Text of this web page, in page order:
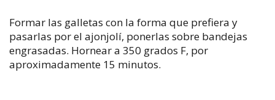
Formar las galletas con la forma que prefiera y
pasarlas por el ajonjolí, ponerlas sobre bandejas
engrasadas. Hornear a 350 grados F, por
aproximadamente 15 minutos.